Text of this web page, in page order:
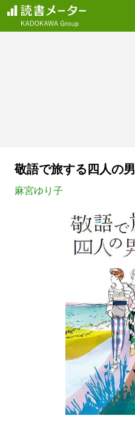
敬語で旅する四人の男
麻宮ゆり子